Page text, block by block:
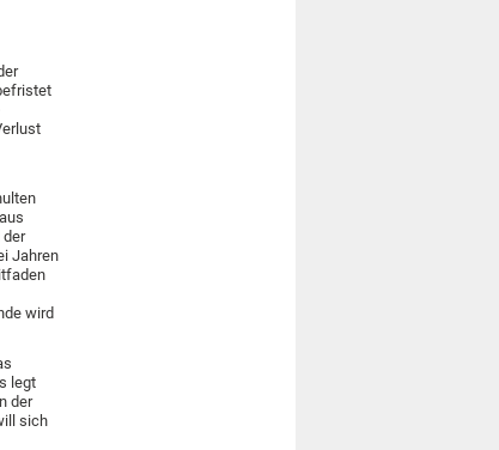
der
Jahren
wird
legt
der
sich